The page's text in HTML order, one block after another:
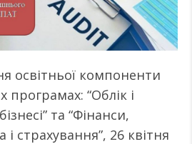
освітньої компоненти
програмах: “Облік і
та “Фінанси,
і страхування”, 26 квітня